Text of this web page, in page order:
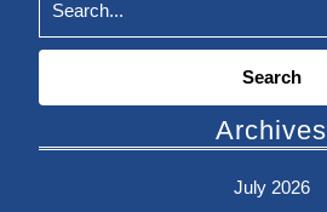
Search
Archives
July 2026